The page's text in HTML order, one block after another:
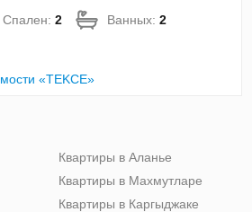
Спален:2 Ванных:2
«TEKCE»
Квартиры в Аланье
Квартиры в Махмутларе
Квартиры в Каргыджаке